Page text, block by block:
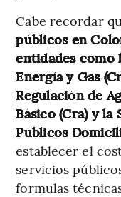
Cabe recordar
públicos en
entidades como
Energía y Gas
Regulación de
Básico (Cra) y
Públicos
establecer el
servicios
formulas